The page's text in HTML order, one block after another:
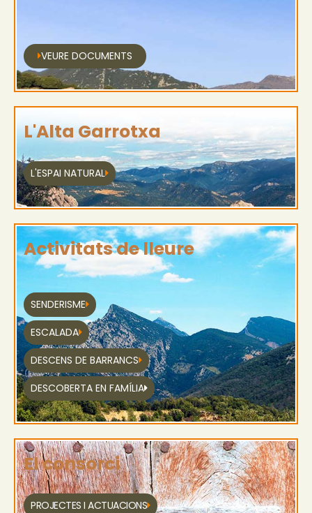
VEURE DOCUMENTS
L'Alta Garrotxa
L'ESPAI NATURAL
Activitats de lleure
SENDERISME
ESCALADA
DESCENS DE BARRANCS
DESCOBERTA EN FAMÍLIA
El consorci
PROJECTES I ACTUACIONS